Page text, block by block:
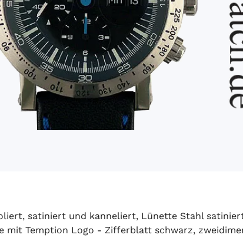
satiniert und kanneliert, Lünette Stahl
mit Temption Logo - Zifferblatt schwarz,